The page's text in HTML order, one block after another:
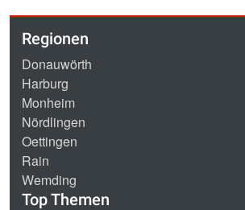
Regionen
Donauwörth
Harburg
Monheim
Nördlingen
Oettingen
Rain
Wemding
Top Themen